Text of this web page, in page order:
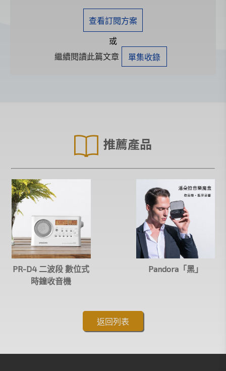
查看訂閱方案
或
繼續閱讀此篇文章 單集收錄
推薦產品
PR-D4 二波段 數位式
時鐘收音機
Pandora「黑」
返回列表